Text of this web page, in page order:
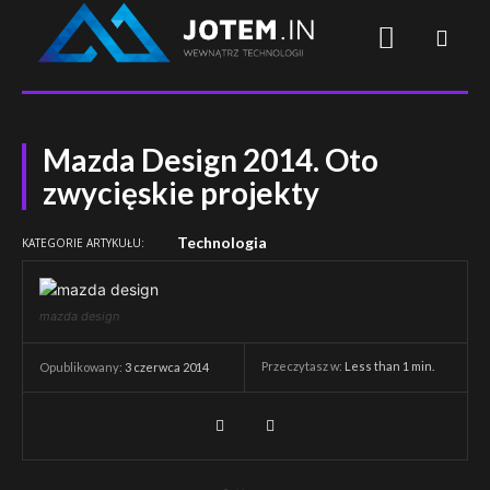
Mazda Design 2014. Oto
zwycięskie projekty
KATEGORIE ARTYKUŁU: Technologia
mazda design
Opublikowany: 3 czerwca 2014 Przeczytasz w: Less than 1 min.